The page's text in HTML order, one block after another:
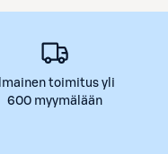
Ilmainen toimitus yli
600 myymälään